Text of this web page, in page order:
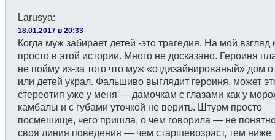
Larusya:
18.01.2017 в 20:33
Когда муж забирает детей -это трагедия. На мой взгляд
просто в этой истории. Много не досказано. Героиня
не пойму из-за того что муж «отдизайнированый» дом
или детей украл. Фальшиво выглядит героиня, может
стереотип уже у меня — дамочкам с глазами как у
камбалы и с губами уточкой не верить. Штурм просто
посмешище, чего пришла, о чем говорила — не
своя линия поведения — чем старшевозраст, тем ниже